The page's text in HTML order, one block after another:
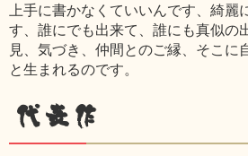
上手に書かなくていいんです、綺麗
す、誰にでも出来て、誰にも真似の
見、気づき、仲間とのご縁、そこに
と生まれるのです。
代表作